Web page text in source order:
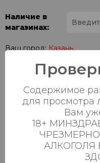
Наличие в
магазинах:
Ваш город:
Батыршина 20Б
Магистральная 22д
Осиновская 2В,
Пестрецы
Содержимое
для просмотра
Вам
18+
АЛКОГОЛЯ